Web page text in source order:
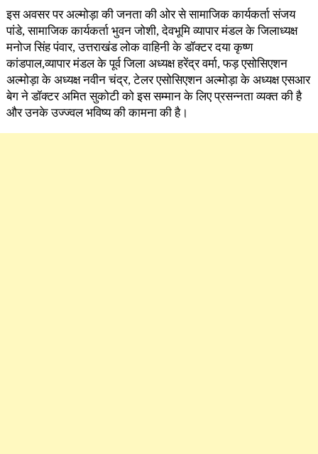
इस अवसर पर अल्मोड़ा की जनता की ओर से सामाजिक कार्यकर्ता संजय
पांडे, सामाजिक कार्यकर्ता भुवन जोशी, देवभूमि व्यापार मंडल के जिलाध्यक्ष
मनोज सिंह पंवार, उत्तराखंड लोक वाहिनी के डॉक्टर दया कृष्ण
कांडपाल,व्यापार मंडल के पूर्व जिला अध्यक्ष हरेंद्र वर्मा, फड़ एसोसिएशन
अल्मोड़ा के अध्यक्ष नवीन चंद्र, टेलर एसोसिएशन अल्मोड़ा के अध्यक्ष एसआर
बेग ने डॉक्टर अमित सुकोटी को इस सम्मान के लिए प्रसन्नता व्यक्त की है
और उनके उज्ज्वल भविष्य की कामना की है।